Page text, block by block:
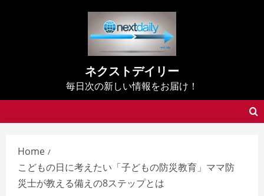
ネクストデイリー
毎日次の新しい情報をお届け！
Home
こどもの日に考えたい「子どもの防災教育」ママ防
災士が教える備えの8ステップとは